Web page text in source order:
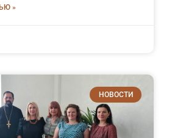
»
НОВОСТИ